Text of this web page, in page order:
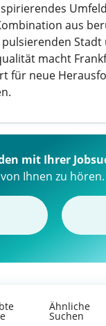
aus
pulsierenden
macht
für neue
mit Ihrer
Ihnen zu hören.
Ähnliche
Suchen